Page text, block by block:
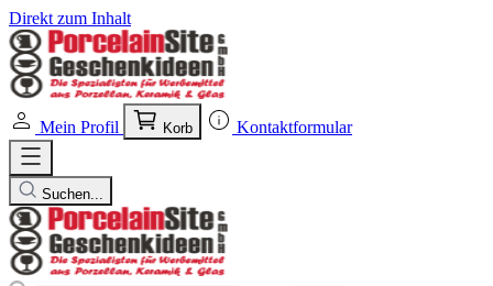
Direkt zum Inhalt
Mein Profil Korb Kontaktformular
Suchen...